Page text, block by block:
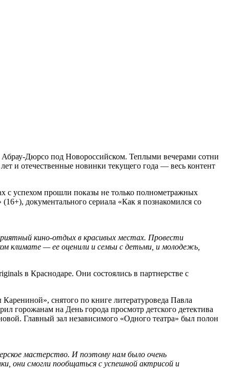
Дюрсо под Новороссийском. Теплыми вечерами сотни
и отечественные новинки текущего года — весь контент
с успехом прошли показы не только полнометражных
документального сериала «Как я познакомился со
кино-отдых в красивых местах. Провести
климате — ее оценили и семьи с детьми, и молодежь,
в Краснодаре. Они состоялись в партнерстве с
снятого по книге литературоведа Павла
горожанам на День города просмотр детского детектива
Главный зал независимого «Одного театра» был полон
мастерство. И поэтому нам было очень
они смогли пообщаться с успешной актрисой и